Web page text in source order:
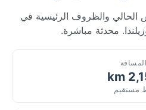
الحالي والظروف الرئيسية في
محدثة مباشرة.
المسافة
مستقيم